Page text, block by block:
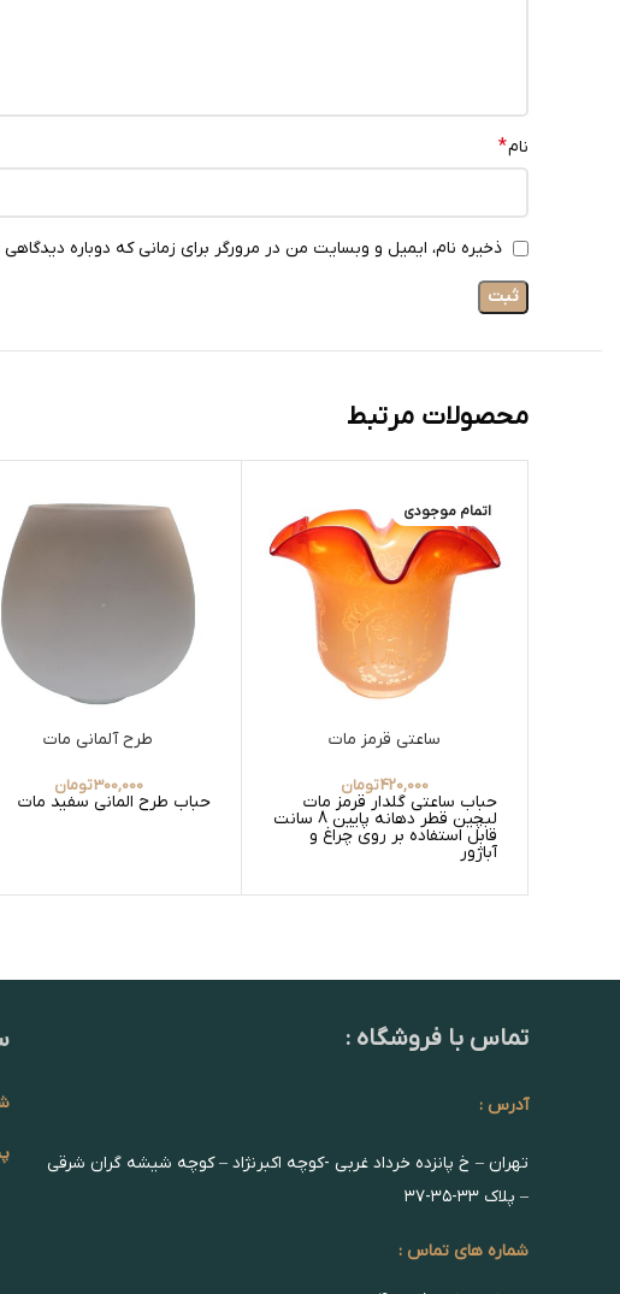
نام*
ذخیره نام، ایمیل و وبسایت من در مرورگر برای زمانی که دوباره
محصولات مرتبط
اتمام موجودی
ساعتی قرمز مات
420,000تومان
حباب ساعتی گلدار قرمز مات
لبچین قطر دهانه پایین 8 سانت
قابل استفاده بر روی چراغ و
آباژور
طرح آلمانی مات
300,000تومان
حباب طرح المانی سفید مات
تماس با فروشگاه :
آدرس :
تهران – خ پانزده خرداد غربی -کوچه اکبرنژاد – کوچه شیشه گران شرقی
– پلاک ۳۳-۳۵-۳۷
شماره های تماس :